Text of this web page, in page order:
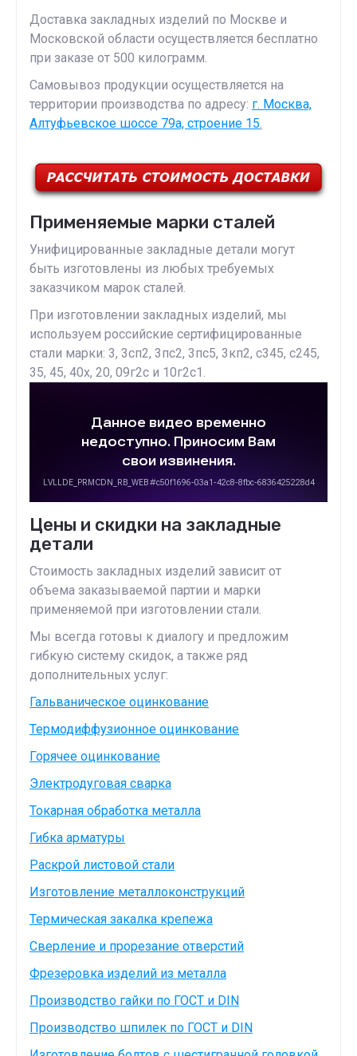
Доставка закладных изделий по Москве и
Московской области осуществляется бесплатно
при заказе от 500 килограмм.
Самовывоз продукции осуществляется на
территории производства по адресу: г. Москва,
Алтуфьевское шоссе 79а, строение 15
Применяемые марки сталей
Унифицированные закладные детали могут
быть изготовлены из любых требуемых
заказчиком марок сталей.
При изготовлении закладных изделий, мы
используем российские сертифицированные
стали марки: 3, 3сп2, 3пс2, 3пс5, 3кп2, с345, с245,
35, 45, 40х, 20, 09г2с и 10г2с1.
Цены и скидки на закладные
детали
Стоимость закладных изделий зависит от
объема заказываемой партии и марки
применяемой при изготовлении стали.
Мы всегда готовы к диалогу и предложим
гибкую систему скидок, а также ряд
дополнительных услуг:
Гальваническое оцинкование
Термодиффузионное оцинкование
Горячее оцинкование
Электродуговая сварка
Токарная обработка металла
Гибка арматуры
Раскрой листовой стали
Изготовление металлоконструкций
Термическая закалка крепежа
Сверление и прорезание отверстий
Фрезеровка изделий из металла
Производство гайки по ГОСТ и DIN
Производство шпилек по ГОСТ и DIN